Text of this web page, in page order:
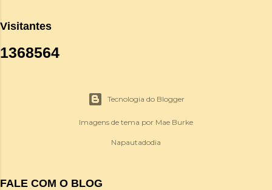
Visitantes
1368564
Tecnologia do Blogger
Imagens de tema por Mae Burke
Napautadodia
FALE COM O BLOG